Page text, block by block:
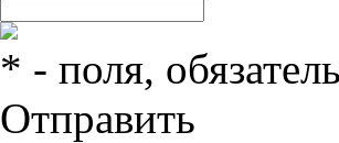
* - поля,
Отправить